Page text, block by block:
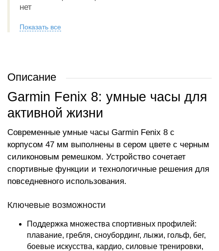
нет
Показать все
Описание
Garmin Fenix 8: умные часы для
активной жизни
Современные умные часы Garmin Fenix 8 с
корпусом 47 мм выполнены в сером цвете с черным
силиконовым ремешком. Устройство сочетает
спортивные функции и технологичные решения для
повседневного использования.
Ключевые возможности
Поддержка множества спортивных профилей:
плавание, гребля, сноубординг, лыжи, гольф, бег,
боевые искусства, кардио, силовые тренировки,